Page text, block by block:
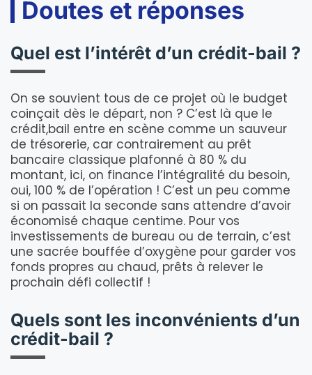
Doutes et réponses
Quel est l’intérêt d’un crédit-bail ?
On se souvient tous de ce projet où le budget
coinçait dès le départ, non ? C’est là que le
crédit,bail entre en scène comme un sauveur
de trésorerie, car contrairement au prêt
bancaire classique plafonné à 80 % du
montant, ici, on finance l’intégralité du besoin,
oui, 100 % de l’opération ! C’est un peu comme
si on passait la seconde sans attendre d’avoir
économisé chaque centime. Pour vos
investissements de bureau ou de terrain, c’est
une sacrée bouffée d’oxygène pour garder vos
fonds propres au chaud, prêts à relever le
prochain défi collectif !
Quels sont les inconvénients d’un
crédit-bail ?